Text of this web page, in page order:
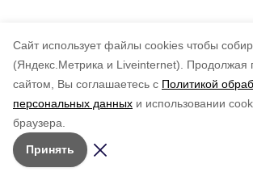
Cайт использует файлы cookies чтобы
(Яндекс.Метрика и Liveinternet).
Продолжая
сайтом, Вы соглашаетесь с Политикой
персональных данных и использовании
браузера.
Принять